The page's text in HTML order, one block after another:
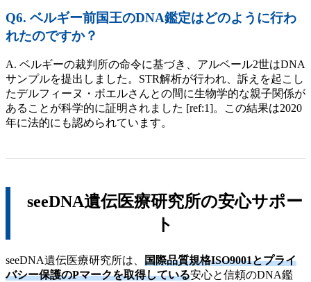
Q6. ベルギー前国王のDNA鑑定はどのように行わ
れたのですか？
A. ベルギーの裁判所の命令に基づき、アルベール2世はDNA
サンプルを提出しました。STR解析が行われ、訴えを起こし
たデルフィーヌ・ボエルさんとの間に生物学的な親子関係が
あることが科学的に証明されました [ref:1]。この結果は2020
年に法的にも認められています。
seeDNA遺伝医療研究所の安心サポー
ト
seeDNA遺伝医療研究所は、 国際品質規格ISO9001とプライ
バシー保護のPマークを取得している安心と信頼のDNA鑑